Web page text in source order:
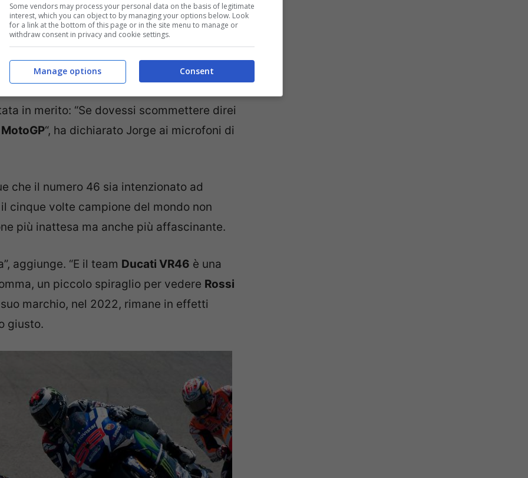
sono le intenzioni del suo ex rivale. O,
in merito: “Se dovessi scommettere direi
MotoGP“, ha dichiarato Jorge ai microfoni di
che il numero 46 sia intenzionato ad
cinque volte campione del mondo non
più inattesa ma anche più affascinante.
aggiunge. “E il team Ducati VR46 è una
un piccolo spiraglio per vedere Rossi
marchio, nel 2022, rimane in effetti
giusto.
Some vendors may process your personal data on the basis of legitimate
interest, which you can object to by managing your options below. Look
for a link at the bottom of this page or in the site menu to manage or
withdraw consent in privacy and cookie settings.
Consent
Manage options